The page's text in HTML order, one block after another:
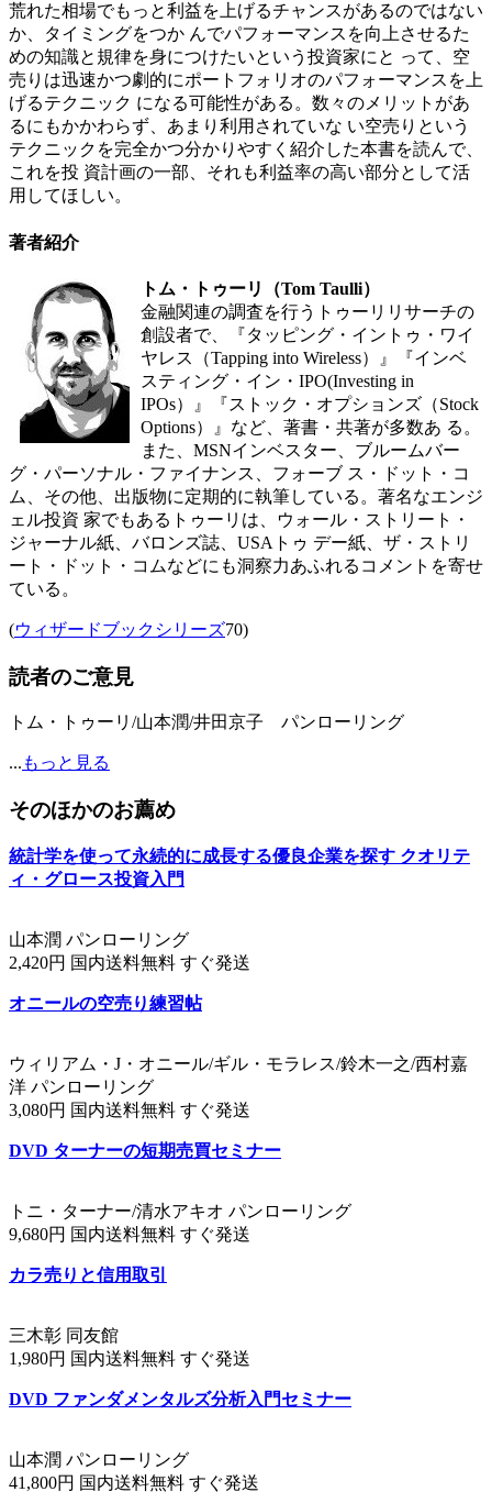
荒れた相場でもっと利益を上げるチャンスがあるのではない
か、タイミングをつか んでパフォーマンスを向上させるた
めの知識と規律を身につけたいという投資家にと って、空
売りは迅速かつ劇的にポートフォリオのパフォーマンスを上
げるテクニック になる可能性がある。数々のメリットがあ
るにもかかわらず、あまり利用されていな い空売りという
テクニックを完全かつ分かりやすく紹介した本書を読んで、
これを投 資計画の一部、それも利益率の高い部分として活
用してほしい。
著者紹介
トム・トゥーリ（Tom Taulli）
金融関連の調査を行うトゥーリリサーチの
創設者で、『タッピング・イントゥ・ワイ
ヤレス（Tapping into Wireless）』『インベ
スティング・イン・IPO(Investing in
IPOs）』『ストック・オプションズ（Stock
Options）』など、著書・共著が多数あ る。
また、MSNインベスター、ブルームバー
グ・パーソナル・ファイナンス、フォーブ ス・ドット・コ
ム、その他、出版物に定期的に執筆している。著名なエンジ
ェル投資 家でもあるトゥーリは、ウォール・ストリート・
ジャーナル紙、バロンズ誌、USAトゥ デー紙、ザ・ストリ
ート・ドット・コムなどにも洞察力あふれるコメントを寄せ
ている。
(ウィザードブックシリーズ70)
読者のご意見
トム・トゥーリ/山本潤/井田京子 パンローリング
... もっと見る
そのほかのお薦め
統計学を使って永続的に成長する優良企業を探す クオリテ
ィ・グロース投資入門
山本潤 パンローリング
2,420円 国内送料無料 すぐ発送
オニールの空売り練習帖
ウィリアム・J・オニール/ギル・モラレス/鈴木一之/西村嘉
洋 パンローリング
3,080円 国内送料無料 すぐ発送
DVD ターナーの短期売買セミナー
トニ・ターナー/清水アキオ パンローリング
9,680円 国内送料無料 すぐ発送
カラ売りと信用取引
三木彰 同友館
1,980円 国内送料無料 すぐ発送
DVD ファンダメンタルズ分析入門セミナー
山本潤 パンローリング
41,800円 国内送料無料 すぐ発送